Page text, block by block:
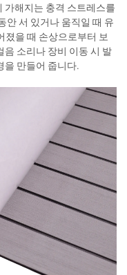
가해지는 충격 스트레스를
안 서 있거나 움직일 때 유
졌을 때 손상으로부터 보
음 소리나 장비 이동 시 발
을 만들어 줍니다.